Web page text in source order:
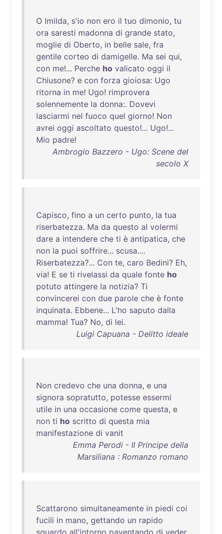
O Imilda, s'io non ero il tuo dimonio, tu
ora saresti madonna di grande stato,
moglie di Oberto, in belle sale, fra
gentile corteo di damigelle. Ma sei qui,
con me!... Perche ho valicato oggi il
Chiusone? e con forza gioiosa: Ugo
ritorna in me! Ugo! rimprovera
solennemente la donna:. Dovevi
lasciarmi nel fuoco quel giorno! Non
avrei oggi ascoltato questo!... Ugo!...
Mio padre!
Ambrogio Bazzero - Ugo: Scene del
secolo X
Capisco, fino a un certo punto, la tua
riserbatezza. Ma da questo al volermi
dare a intendere che ti è antipatica, che
non la puoi soffrire... scusa....
Riserbatezza?... Con te, caro Bedini? Eh,
via! E se ti rivelassi da quale fonte ho
potuto attingere la notizia? Ti
convincerei con due parole che è fonte
inquinata. Ebbene... L'ho saputo dalla
mamma! Tua? No, di lei.
Luigi Capuana - Delitto ideale
Non credevo che una donna, e una
signora sopratutto, potesse essermi
utile in una occasione come questa, e
non ti ho scritto di questa mia
manifestazione di vanit
Emma Perodi - Il Principe della
Marsiliana : Romanzo romano
Scattarono simultaneamente in piedi coi
fucili in mano, gettando un rapido
sguardo all'intorno paventando di veder